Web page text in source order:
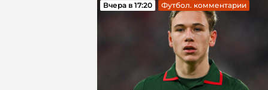
Вчера в 17:20 Футбол. комментарии